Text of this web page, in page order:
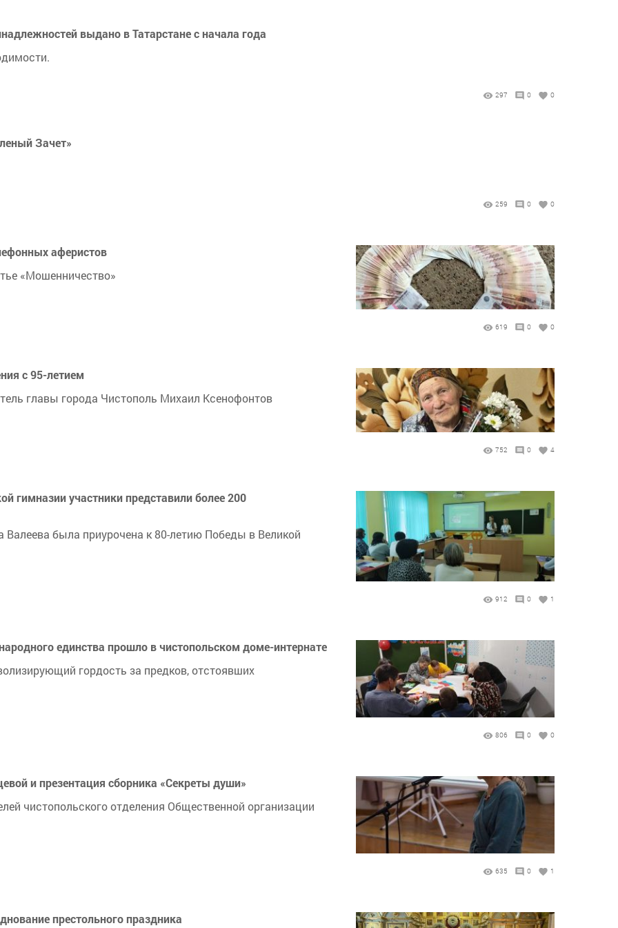
выдано в Татарстане с начала года
297 0 0
Зачет»
259 0 0
аферистов
«Мошенничество»
619 0 0
с 95-летием
главы города Чистополь Михаил Ксенофонтов
752 0 4
гимназии участники представили более 200
была приурочена к 80-летию Победы в Великой
912 0 1
единства прошло в чистопольском доме-интернате
гордость за предков, отстоявших
806 0 0
и презентация сборника «Секреты души»
чистопольского отделения Общественной организации
635 0 1
престольного праздника